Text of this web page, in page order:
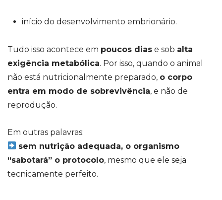
início do desenvolvimento embrionário.
Tudo isso acontece em poucos dias e sob alta
exigência metabólica. Por isso, quando o animal
não está nutricionalmente preparado, o corpo
entra em modo de sobrevivência, e não de
reprodução.
Em outras palavras:
sem nutrição adequada, o organismo
“sabotará” o protocolo, mesmo que ele seja
tecnicamente perfeito.